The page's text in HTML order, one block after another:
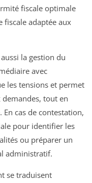
fiscale optimale
fiscale adaptée aux
la gestion du
avec
les tensions et permet
demandes, tout en
cas de contestation,
pour identifier les
ou préparer un
administratif.
se traduisent